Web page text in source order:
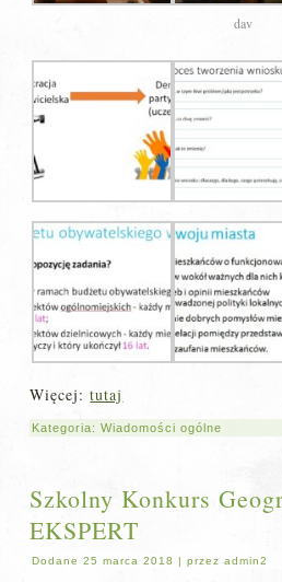
dav
Więcej:tutaj
Kategoria:Wiadomości ogólne
Szkolny Konkurs
EKSPERT
Dodane 25 marca 2018 |przez admin2